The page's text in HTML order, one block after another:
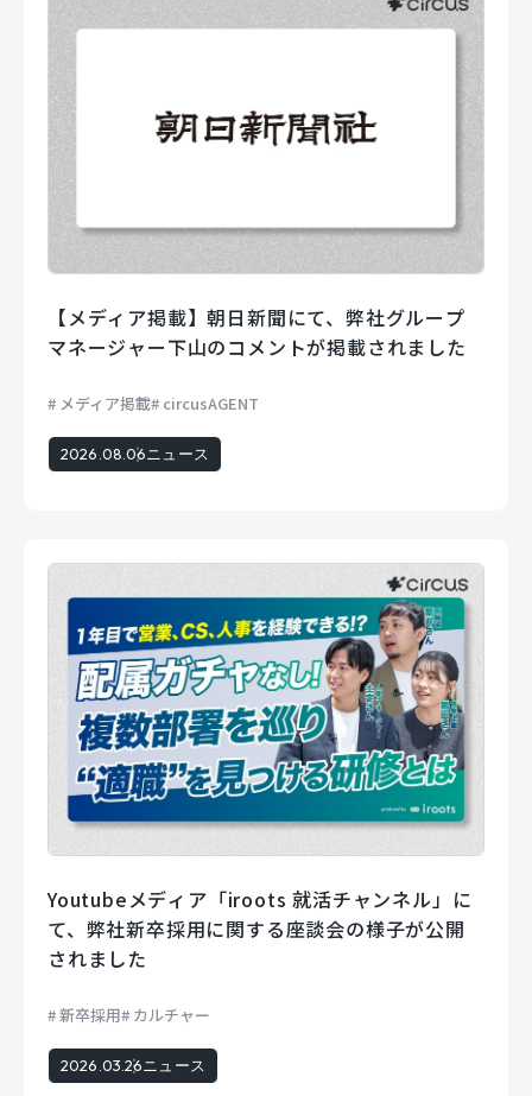
【メディア掲載】朝日新聞にて、弊社グループ
マネージャー下山のコメントが掲載されました
メディア掲載 circusAGENT
2026.08.06ニュース
Youtubeメディア「iroots 就活チャンネル」に
て、弊社新卒採用に関する座談会の様子が公開
されました
新卒採用 カルチャー
2026.03.26ニュース